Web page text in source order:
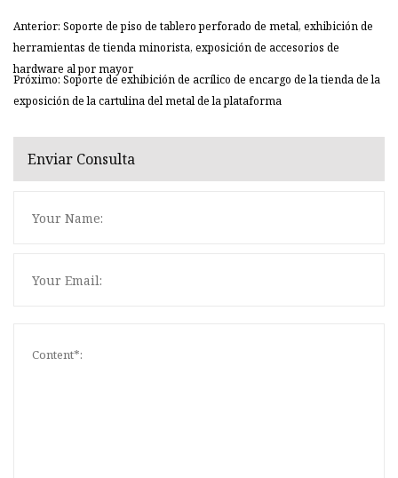
Anterior: Soporte de piso de tablero perforado de metal, exhibición de
herramientas de tienda minorista, exposición de accesorios de
hardware al por mayor
Próximo: Soporte de exhibición de acrílico de encargo de la tienda de la
exposición de la cartulina del metal de la plataforma
Enviar Consulta